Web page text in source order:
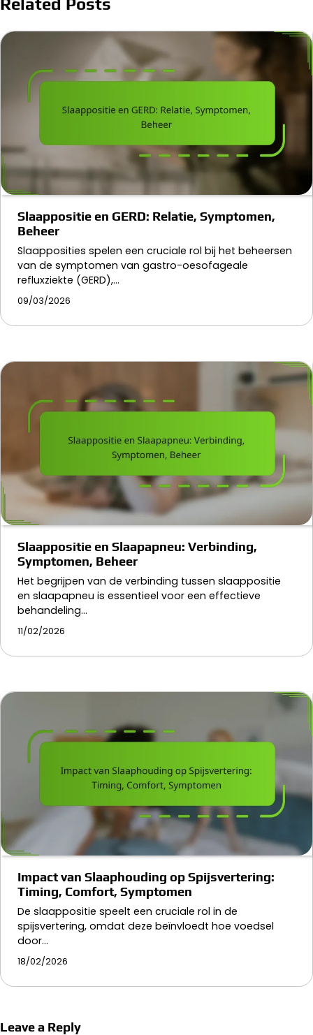
Slaappositie en GERD: Relatie, Symptomen,
Beheer
Slaapposities spelen een cruciale rol bij het beheersen
van de symptomen van gastro-oesofageale
refluxziekte (GERD),…
09/03/2026
Slaappositie en Slaapapneu: Verbinding,
Symptomen, Beheer
Het begrijpen van de verbinding tussen slaappositie
en slaapapneu is essentieel voor een effectieve
behandeling…
11/02/2026
Impact van Slaaphouding op Spijsvertering:
Timing, Comfort, Symptomen
De slaappositie speelt een cruciale rol in de
spijsvertering, omdat deze beïnvloedt hoe voedsel
door…
18/02/2026
Leave a Reply